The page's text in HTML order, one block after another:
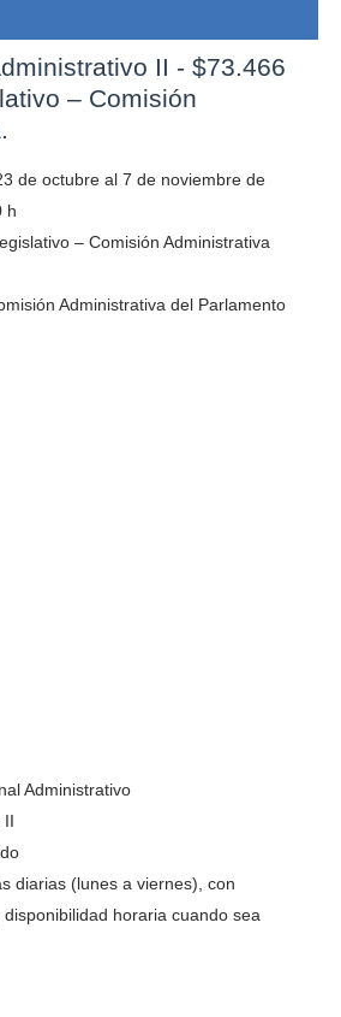
II - $73.466
– Comisión
de octubre al 7 de noviembre de
h
– Comisión Administrativa
Administrativa del Parlamento
Administrativo
II
diarias (lunes a viernes), con
horaria cuando sea